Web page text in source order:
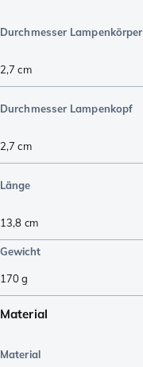
Durchmesser Lampenkörper
2,7 cm
Durchmesser Lampenkopf
2,7 cm
Länge
13,8 cm
Gewicht
170g
Material
Material